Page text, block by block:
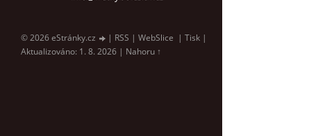
© 2026 eStránky.cz | RSS | WebSlice | Tisk |
Aktualizováno: 1. 8. 2026 | Nahoru ↑